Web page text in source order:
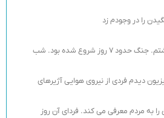
را در وجودم زد
تفنگ شکاری ساچمه‌ای داشتم. جنگ حدود 7 روز شروع شده بود. شب
دیدم فردی از نیروی هوایی آژیرهای
به مردم معرفی می کند. فردای آن روز